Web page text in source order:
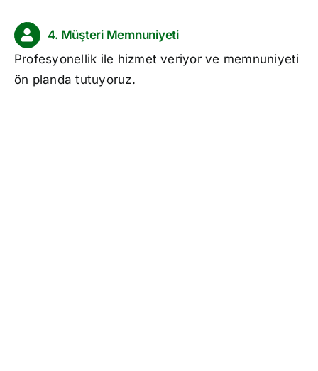
4. Müşteri Memnuniyeti
Profesyonellik ile hizmet veriyor ve memnuniyeti
ön planda tutuyoruz.